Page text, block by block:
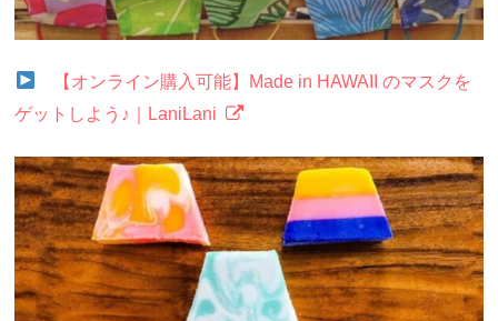
【オンライン購入可能】Made in HAWAII のマスクを
ゲットしよう♪｜LaniLani